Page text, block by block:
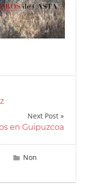
Next Post
en Guipuzcoa
Non